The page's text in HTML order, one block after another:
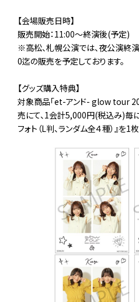
【会場販売日時】
販売開始：11:00～終演後(予定)
※高松、札幌公演では、夜公演終
0迄の販売を予定しております。
【グッズ購入特典】
対象商品「et-アンド- glow tour
売にて、1会計5,000円(税込み)毎
フォト（L判、ランダム全４種）』を1